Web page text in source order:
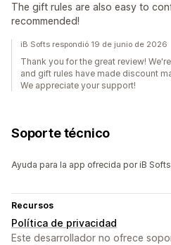
The gift rules are also easy to
recommended!
iB Softs respondió 19 de junio de 2026
Thank you for the great review!
and gift rules have made discount
We appreciate your support!
Soporte técnico
Ayuda para la app ofrecida por iB
Recursos
Política de privacidad
Este desarrollador no ofrece